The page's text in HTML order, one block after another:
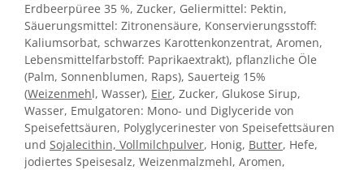
Erdbeerpüree 35 %, Zucker, Geliermittel: Pektin,
Säuerungsmittel: Zitronensäure, Konservierungsstoff:
Kaliumsorbat, schwarzes Karottenkonzentrat, Aromen,
Lebensmittelfarbstoff: Paprikaextrakt), pflanzliche Öle
(Palm, Sonnenblumen, Raps), Sauerteig 15%
(Weizenmehl, Wasser), Eier, Zucker, Glukose Sirup,
Wasser, Emulgatoren: Mono- und Diglyceride von
Speisefettsäuren, Polyglycerinester von Speisefettsäuren
und Sojalecithin, Vollmilchpulver, Honig, Butter, Hefe,
jodiertes Speisesalz, Weizenmalzmehl, Aromen,